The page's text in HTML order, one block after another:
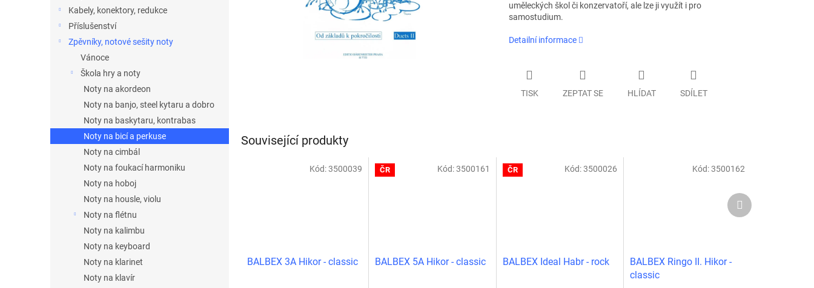
Kabely, konektory, redukce
Příslušenství
Zpěvníky, notové sešity noty
Vánoce
Škola hry a noty
Noty na akordeon
Noty na banjo, steel kytaru a dobro
Noty na baskytaru, kontrabas
Noty na bicí a perkuse
Noty na cimbál
Noty na foukací harmoniku
Noty na hoboj
Noty na housle, violu
Noty na flétnu
Noty na kalimbu
Noty na keyboard
Noty na klarinet
Noty na klavír
uměleckých škol či konzervatoří, ale lze ji využít i pro
samostudium.
Detailní informace
TISK ZEPTAT SE HLÍDAT SDÍLET
Související produkty
BALBEX 3A Hikor - classic
Kód:3500039 ČR
BALBEX 5A Hikor - classic
Kód:3500161 ČR
BALBEX Ideal Habr - rock
Kód:3500026
BALBEX Ringo II. Hikor -
classic
Kód:3500162
Další
produkt